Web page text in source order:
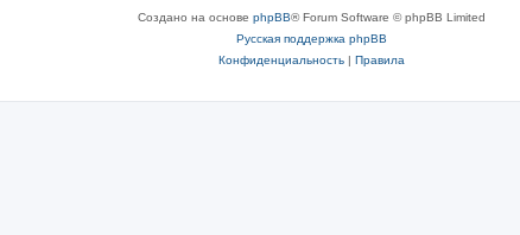
Создано на основе phpBB® Forum Software © phpBB Limited
Русская поддержка phpBB
Конфиденциальность| Правила